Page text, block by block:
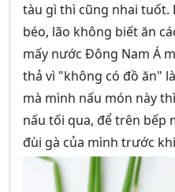
tàu gì thì cũng nhai tuốt.
béo, lão không biết ăn
mấy nước Đông Nam Á
thả vì "không có đồ ăn"
mà mình nấu món này
nấu tối qua, để trên bếp
đùi gà của mình trước